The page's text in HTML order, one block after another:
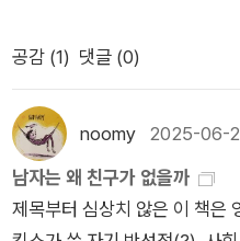
한다. 물론 모든 시도가 성공
에 들어가 함께 노래를 부르다
즐거이 이용했다가 찝찝한 마
안 알아왔지만 한번도 진지한
다짜고짜 ‘너를 아끼고 좋아한
치기도 한다. 성공과 실패가
사회문화적 및 과학적으로 풀
한 성찰과 탐구의 시간을, 여성
을 들여다보고 이해할 수 있는
으면 이상하게 불편할까?초식
블랙 코미디!저자 맥스 디킨스
찾기 위해 자신의 친구 관계를
지 근본적인 질문. 나에게 진정
공감 (1) 댓글 (0)
noomy 2025-06-
남자는 왜 친구가 없을까
제목부터 심상치 않은 이 책은